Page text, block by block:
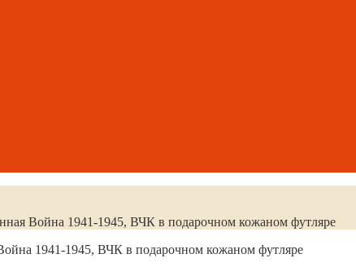
Война 1941-1945, ВЧК в подарочном кожаном футляре
1941-1945, ВЧК в подарочном кожаном футляре